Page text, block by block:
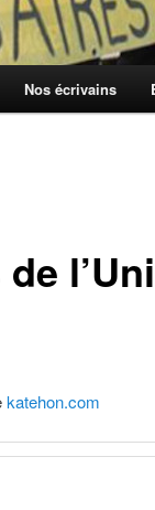
Nos écrivains
katehon.com